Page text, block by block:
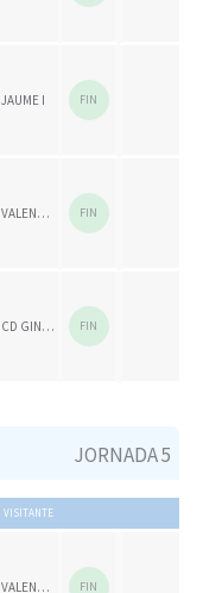
JAUME I FIN
VALENCIA CH 1924 FIN
CD GINER CELESTE FIN
JORNADA 5
VISITANTE
VALENCIA CH 2024 FIN